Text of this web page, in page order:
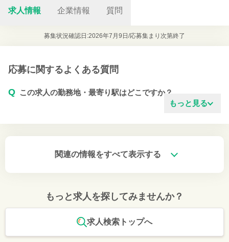
求人情報 企業情報 質問
募集状況確認日:2026年7月9日/応募集まり次第終了
応募に関するよくある質問
Q この求人の勤務地・最寄り駅はどこですか？
もっと見る
関連の情報をすべて表示する
もっと求人を探してみませんか？
求人検索トップへ